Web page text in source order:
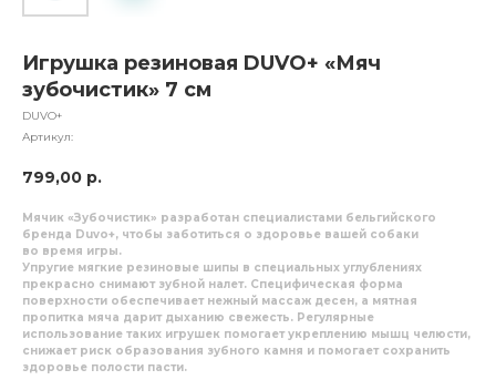
Игрушка резиновая DUVO+ «Мяч
зубочистик» 7 см
DUVO+
Артикул:
799,00 р.
Мячик «Зубочистик» разработан специалистами бельгийского
бренда Duvo+, чтобы заботиться о здоровье вашей собаки
во время игры.
Упругие мягкие резиновые шипы в специальных углублениях
прекрасно снимают зубной налет. Специфическая форма
поверхности обеспечивает нежный массаж десен, а мятная
пропитка мяча дарит дыханию свежесть. Регулярные
использование таких игрушек помогает укреплению мышц челюсти,
снижает риск образования зубного камня и помогает сохранить
здоровье полости пасти.